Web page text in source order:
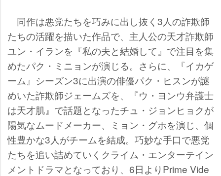
同作は悪党たちを巧みに出し抜く3人の詐欺師
たちの活躍を描いた作品で、主人公の天才詐欺師
ユン・イランを『私の夫と結婚して』で注目を集
めたパク・ミニョンが演じる。さらに、『イカゲ
ーム』シーズン3に出演の俳優パク・ヒスンが謎
めいた詐欺師ジェームズを、『ウ・ヨンウ弁護士
は天才肌』で話題となったチュ・ジョンヒョクが
陽気なムードメーカー、ミョン・グホを演じ、個
性豊かな3人がチームを結成。巧妙な手口で悪党
たちを追い詰めていくクライム・エンターテイン
メントドラマとなっており、6日よりPrime Vide